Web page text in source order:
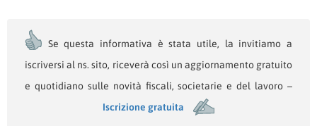
Se questa informativa è stata utile, la invitiamo a
iscriversi al ns. sito, riceverà così un aggiornamento gratuito
e quotidiano sulle novità fiscali, societarie e del lavoro –
Iscrizione gratuita